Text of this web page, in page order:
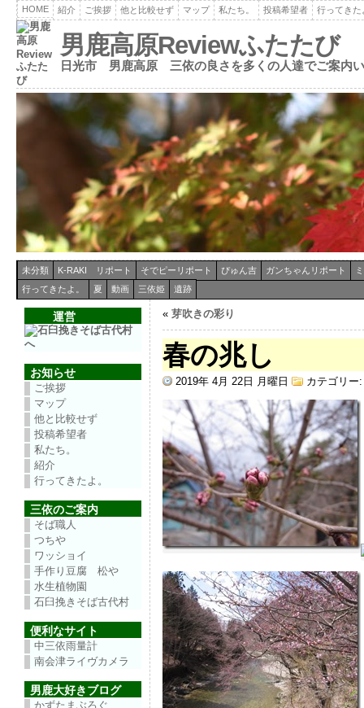
HOME 紹介 ご挨拶 他と比較せず マップ 私たち。 投稿希望者 行ってきた
男鹿高原Reviewふたたび
日光市 男鹿高原 三依の良さを多くの人達でご案内
未分類 K-RAKI リポート そでピーリポート ぴゅん吉 ガンちゃんリポート
行ってきたよ。
夏 動画 三依姫 遺跡
運営
お知らせ
ご挨拶
マップ
他と比較せず
投稿希望者
私たち。
紹介
行ってきたよ。
三依のご案内
そば職人
つちや
ワッショイ
手作り豆腐 松や
水生植物園
石臼挽きそば古代村
便利なサイト
中三依雨量計
南会津ライヴカメラ
男鹿大好きブログ
かずたまぶろぐ
« 芽吹きの彩り
春の兆し
2019年 4月 22日 月曜日 カテゴリ